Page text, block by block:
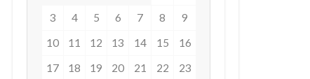
3
4 5 6 7 8
9
10
11 12 13 14 15
16
17
18 19 20 21 22
23